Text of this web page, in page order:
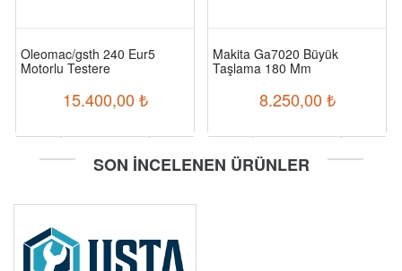
Oleomac/gsth 240 Eur5
Motorlu Testere
15.400,00 ₺
Makita Ga7020 Büyük
Taşlama 180 Mm
8.250,00 ₺
SON İNCELENEN ÜRÜNLER